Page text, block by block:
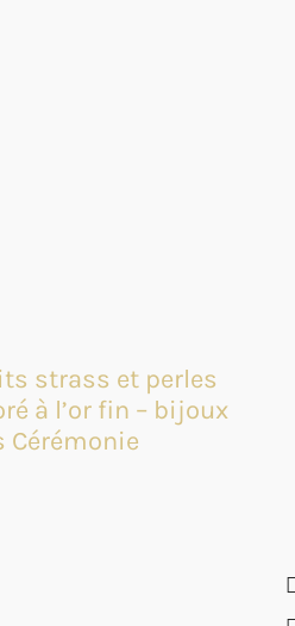
strass et perles
à l’or fin – bijoux